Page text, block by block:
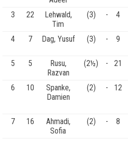
3
22
Lehwald,
Tim
(3) - 4
4 7 Dag, Yusuf (3) - 9
5 5
Rusu,
Razvan
(2½) - 21
6 10
Spanke,
Damien
(2) - 12
7 16
Ahmadi,
Sofia
(2) - 8